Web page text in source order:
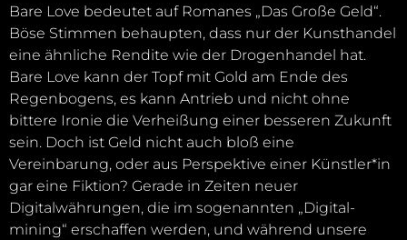
Bare Love bedeutet auf Romanes „Das Große Geld“.
Böse Stimmen behaupten, dass nur der Kunsthandel
eine ähnliche Rendite wie der Drogenhandel hat.
Bare Love kann der Topf mit Gold am Ende des
Regenbogens, es kann Antrieb und nicht ohne
bittere Ironie die Verheißung einer besseren Zukunft
sein. Doch ist Geld nicht auch bloß eine
Vereinbarung, oder aus Perspektive einer Künstler*in
gar eine Fiktion? Gerade in Zeiten neuer
Digitalwährungen, die im sogenannten „Digital-
mining“ erschaffen werden, und während unsere